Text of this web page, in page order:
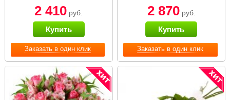
Заказать в один клик
2 410 руб.
Купить
Заказать в один клик
2 870руб.
Купить